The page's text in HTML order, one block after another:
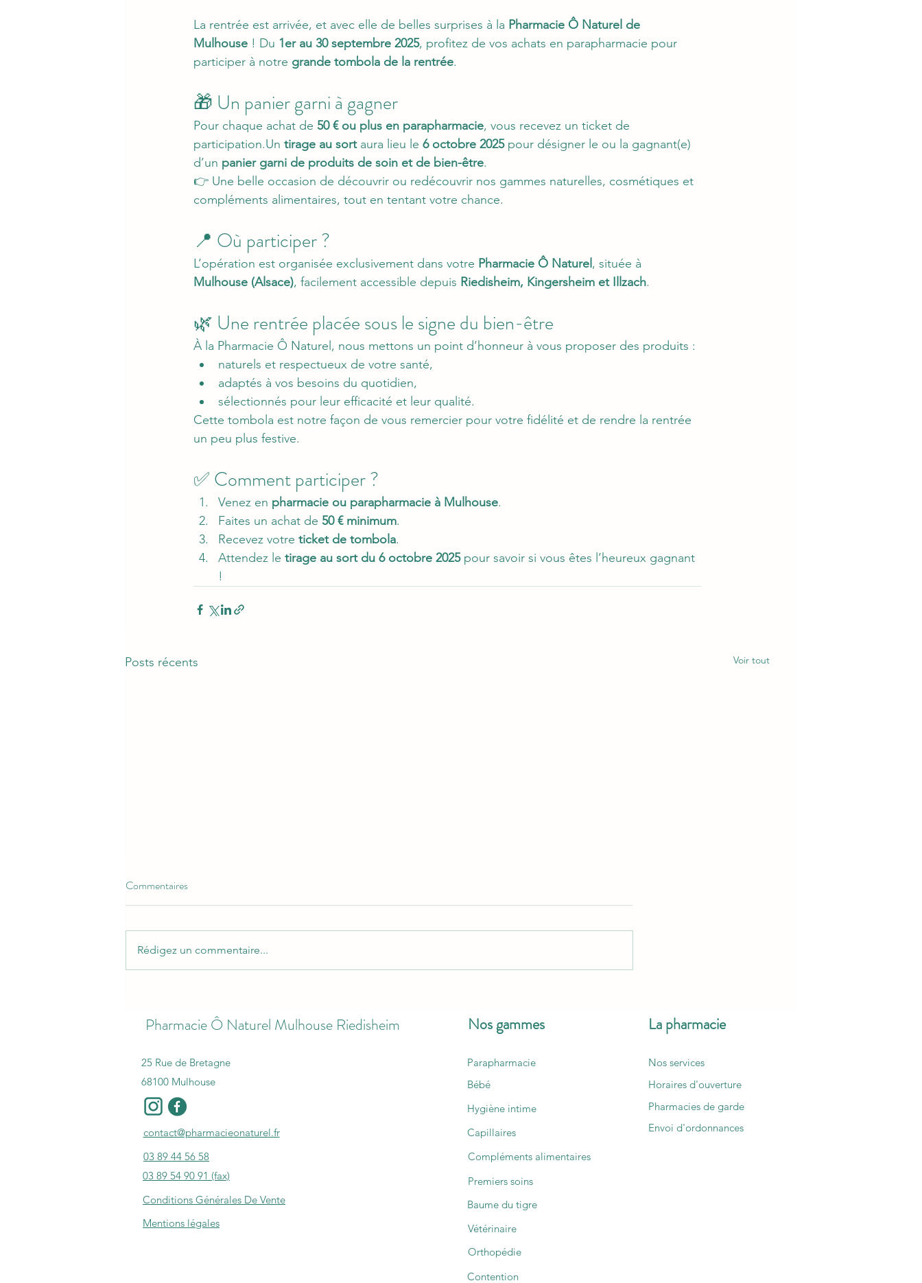
La rentrée est arrivée, et avec elle de belles surprises à la Pharmacie Ô Naturel de
Mulhouse ! Du 1er au 30 septembre 2025, profitez de vos achats en parapharmacie pour
participer à notre grande tombola de la rentrée.
🎁 Un panier garni à gagner
Pour chaque achat de 50 € ou plus en parapharmacie, vous recevez un ticket de
participation.Un tirage au sort aura lieu le 6 octobre 2025 pour désigner le ou la gagnant(e)
d’un panier garni de produits de soin et de bien-être.
👉 Une belle occasion de découvrir ou redécouvrir nos gammes naturelles, cosmétiques et
compléments alimentaires, tout en tentant votre chance.
📍 Où participer ?
L’opération est organisée exclusivement dans votre Pharmacie Ô Naturel, située à
Mulhouse (Alsace), facilement accessible depuis Riedisheim, Kingersheim et Illzach.
🌿 Une rentrée placée sous le signe du bien-être
À la Pharmacie Ô Naturel, nous mettons un point d’honneur à vous proposer des produits :
naturels et respectueux de votre santé,
adaptés à vos besoins du quotidien,
sélectionnés pour leur efficacité et leur qualité.
Cette tombola est notre façon de vous remercier pour votre fidélité et de rendre la rentrée
un peu plus festive.
✅ Comment participer ?
Venez en pharmacie ou parapharmacie à Mulhouse.
Faites un achat de 50 € minimum.
Recevez votre ticket de tombola.
Attendez le tirage au sort du 6 octobre 2025 pour savoir si vous êtes l’heureux gagnant
!
Posts récents Voir tout
décembre
Commentaires
Rédigez un commentaire...
Pharmacie Ô Naturel Mulhouse Riedisheim
25 Rue de Bretagne
68100 Mulhouse
contact@pharmacieonaturel.fr
03 89 44 56 58
03 89 54 90 91 (fax)
Conditions Générales De Vente
Mentions légales
Nos gammes
Parapharmacie
Bébé
Hygiène intime
Capillaires
La pharmacie
Nos services
Horaires d'ouverture
Pharmacies de garde
Envoi d'ordonnances
Compléments alimentaires
Premiers soins
Baume du tigre
Vétérinaire
Orthopédie
Contention